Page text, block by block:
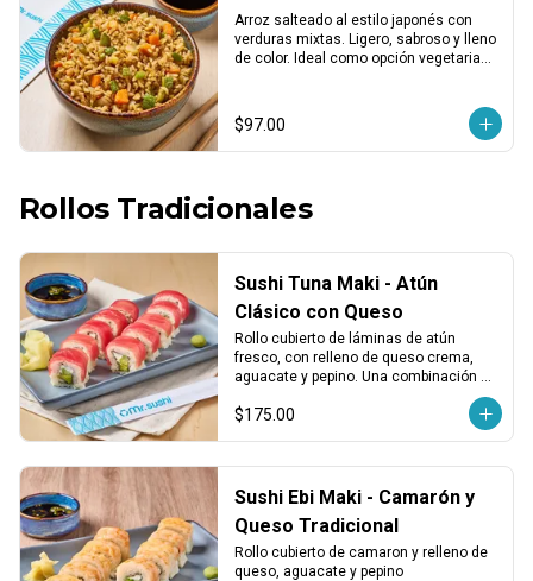
Arroz salteado al estilo japonés con
verduras mixtas. Ligero, sabroso y lleno
de color. Ideal como opción vegetariana
$97.00
Rollos Tradicionales
Sushi Tuna Maki - Atún
Clásico con Queso
Rollo cubierto de láminas de atún
fresco, con relleno de queso crema,
aguacate y pepino. Una combinación
$175.00
Sushi Ebi Maki - Camarón y
Queso Tradicional
Rollo cubierto de camaron y relleno de
queso, aguacate y pepino